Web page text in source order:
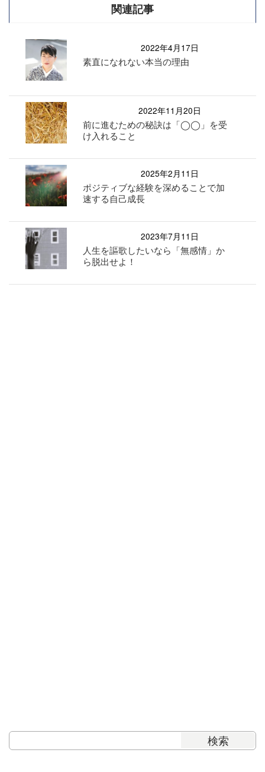
関連記事
2022年4月17日
素直になれない本当の理由
2022年11月20日
前に進むための秘訣は「◯◯」を受
け入れること
2025年2月11日
ポジティブな経験を深めることで加
速する自己成長
2023年7月11日
人生を謳歌したいなら「無感情」か
ら脱出せよ！